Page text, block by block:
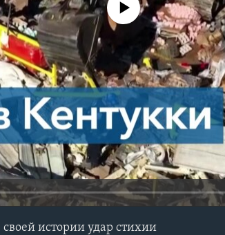
No media source currently available
истории удар стихии